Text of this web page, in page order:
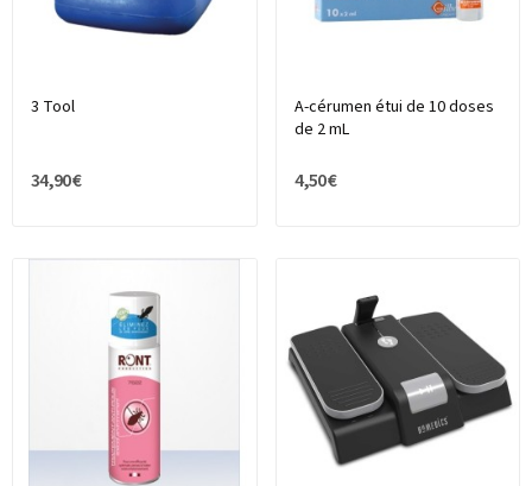
3 Tool
34,90 €
A-cérumen étui de 10 doses
de 2 mL
4,50 €